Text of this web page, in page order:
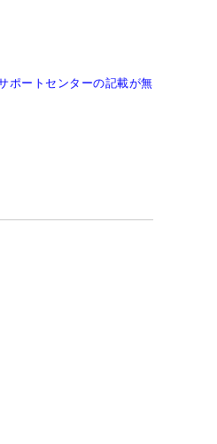
ポートセンターの記載が無